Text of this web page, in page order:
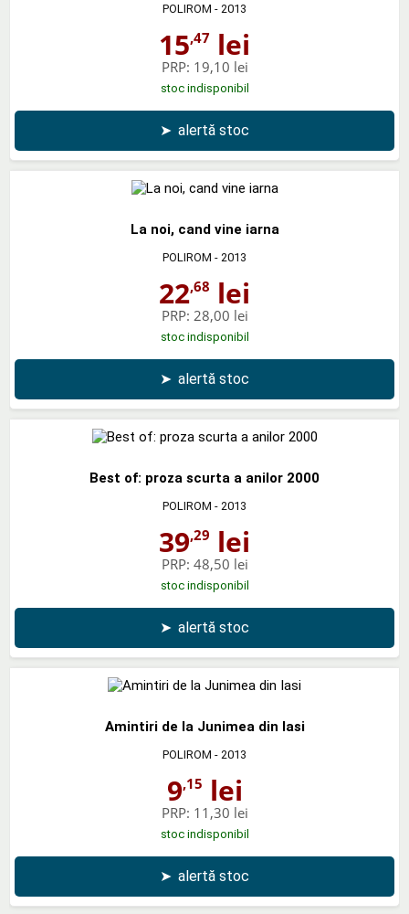
POLIROM - 2013
15,47 lei
PRP: 19,10 lei
stoc indisponibil
➤ alertă stoc
La noi, cand vine iarna
POLIROM - 2013
22,68 lei
PRP: 28,00 lei
stoc indisponibil
➤ alertă stoc
Best of: proza scurta a anilor 2000
POLIROM - 2013
39,29 lei
PRP: 48,50 lei
stoc indisponibil
➤ alertă stoc
Amintiri de la Junimea din Iasi
POLIROM - 2013
9,15 lei
PRP: 11,30 lei
stoc indisponibil
➤ alertă stoc